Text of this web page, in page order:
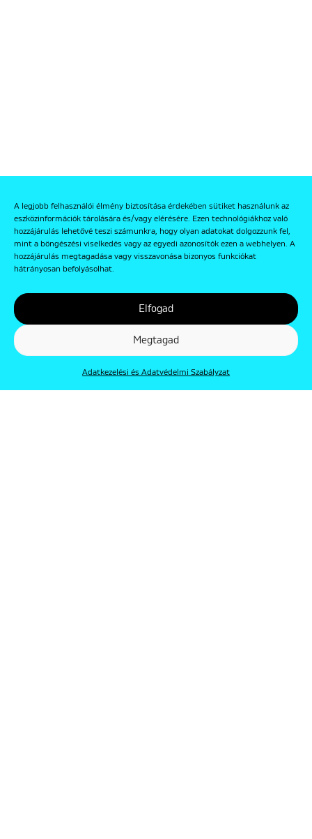
A legjobb felhasználói élmény biztosítása érdekében sütiket használunk az
eszközinformációk tárolására és/vagy elérésére. Ezen technológiákhoz való
hozzájárulás lehetővé teszi számunkra, hogy olyan adatokat dolgozzunk fel,
mint a böngészési viselkedés vagy az egyedi azonosítók ezen a webhelyen. A
hozzájárulás megtagadása vagy visszavonása bizonyos funkciókat
hátrányosan befolyásolhat.
Elfogad
Megtagad
Adatkezelési és Adatvédelmi Szabályzat